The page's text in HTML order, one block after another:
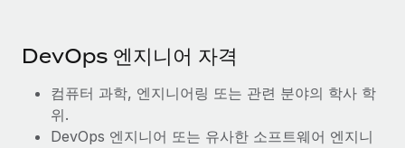
입니다. 이를 위해 최근 몇 주 동안 새로운...
자세히 알아보기
DevOps 엔지니어 자격
컴퓨터 과학, 엔지니어링 또는 관련 분야의 학사 학
위.
DevOps 엔지니어 또는 유사한 소프트웨어 엔지니